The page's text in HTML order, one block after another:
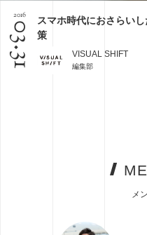
2016
03.31スマホ時代におさらい
策
VISUAL SHIFT
編集部
メ